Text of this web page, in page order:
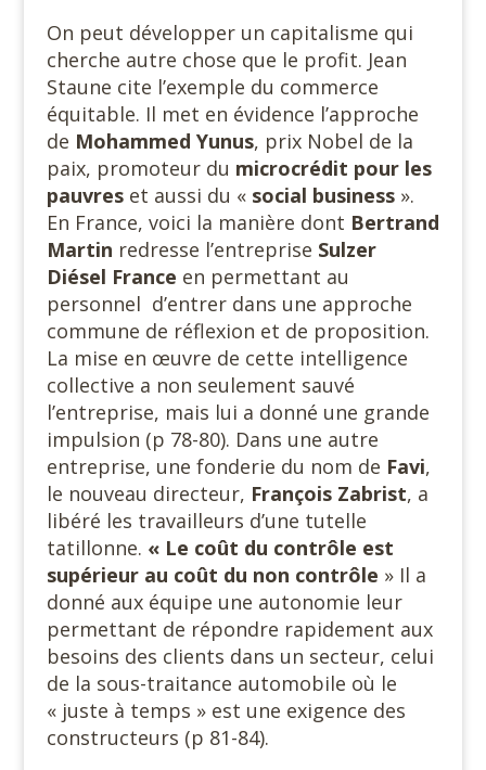
On peut développer un capitalisme qui
cherche autre chose que le profit. Jean
Staune cite l’exemple du commerce
équitable. Il met en évidence l’approche
de Mohammed Yunus, prix Nobel de la
paix, promoteur du microcrédit pour les
pauvreset aussi du « social business».
En France, voici la manière dont Bertrand
Martin redresse l’entreprise Sulzer
Diésel France en permettant au
personnel d’entrer dans une approche
commune de réflexion et de proposition.
La mise en œuvre de cette intelligence
collective a non seulement sauvé
l’entreprise, mais lui a donné une grande
impulsion (p 78-80). Dans une autre
entreprise, une fonderie du nom de Favi,
le nouveau directeur, François Zabrist, a
libéré les travailleurs d’une tutelle
tatillonne. « Le coût du contrôle est
supérieur au coût du non contrôle » Il a
donné aux équipe une autonomie leur
permettant de répondre rapidement aux
besoins des clients dans un secteur, celui
de la sous-traitance automobile où le
« juste à temps » est une exigence des
constructeurs (p 81-84).